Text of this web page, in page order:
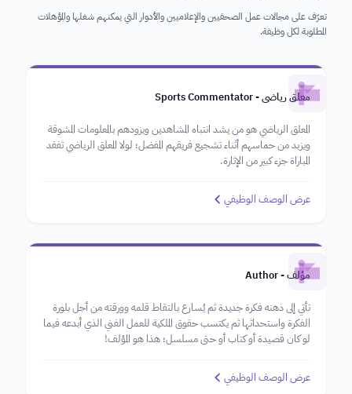
تعرّف على مجالات عمل الصحفيين والإعلاميين والأدوار التي يمكنهم شغلها والمؤهلات
المطلوبة لكل وظيفة.
معلق رياضي - Sports Commentator
المعلق الرياضي هو من يشد انتباه المشاهدين ويزودهم بالمعلومات المشوقة
ويزيد من حماسهم أثناء تشجيع فريقهم المفضل؛ لولا المعلق الرياضي تفقد
المباراة جزء كبير من الإثارة.
عرض الوصف الوظيفي
مؤلف - Author
تأتي إلى ذهنه فكرة جديدة ثم يُسارع بالتقاط قلمه وورقته من أجل بلورة
الفكرة واستحداثها ثم يكتسب حقوق الملكية للعمل الفني الذي أبدعه فيما
لو كان قصيدة أو كتاب أو حتى مسلسل؛ هذا هو المؤلف!
عرض الوصف الوظيفي